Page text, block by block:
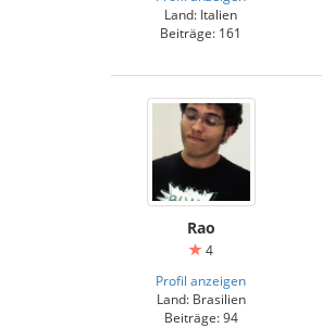
Land: Italien
Beiträge: 161
Rao
4
Profil anzeigen
Land: Brasilien
Beiträge: 94